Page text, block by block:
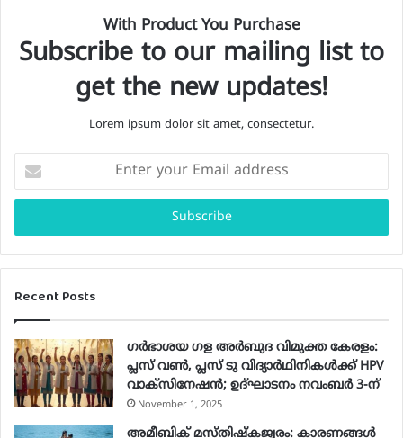
With Product You Purchase
Subscribe to our mailing list to
get the new updates!
Lorem ipsum dolor sit amet, consectetur.
your
Email
Recent Posts
ഗർഭാശയ ഗള അർബുദ വിമുക്ത കേരളം:
പ്ലസ് വൺ, പ്ലസ് ടു വിദ്യാർഥിനികൾക്ക് HPV
വാക്‌സിനേഷൻ; ഉദ്ഘാടനം നവംബർ 3-ന്
November 1, 2025
അമീബിക് മസ്തിഷ്കജ്വരം: കാരണങ്ങൾ